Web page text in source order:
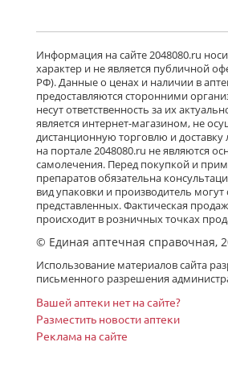
Суприламин
Велфарм ООО г.
есть в 4 аптеках
от 209,00 до 242,00
Суприламин
Велфарм ООО г.
есть в 4 аптеках
от 73,10 до 133,00
Велфарм ООО г.
есть в 4 аптеках
от 164,39 до 171,50
Информация на сайте 2048080.ru
характер и не является публичной
РФ). Данные о ценах и наличии в
предоставляются сторонними
несут ответственность за их
является интернет-магазином, не
дистанционную торговлю и доставку
на портале 2048080.ru не являются
самолечения. Перед покупкой и
препаратов обязательна
вид упаковки и производитель могут
представленных. Фактическая
происходит в розничных точках
© Единая аптечная справочная,
Использование материалов сайта
письменного разрешения
Вашей аптеки нет на сайте?
Разместить новости аптеки
Реклама на сайте